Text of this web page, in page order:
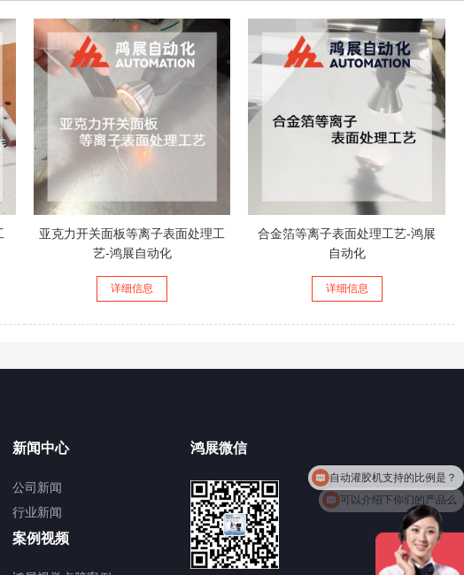
亚克力开关面板等离子表面处理工
艺-鸿展自动化
详细信息
合金箔等离子表面处理工艺-鸿展
自动化
详细信息
新闻中心
公司新闻
行业新闻
案例视频
鸿展微信
可以介绍下你们的产品么